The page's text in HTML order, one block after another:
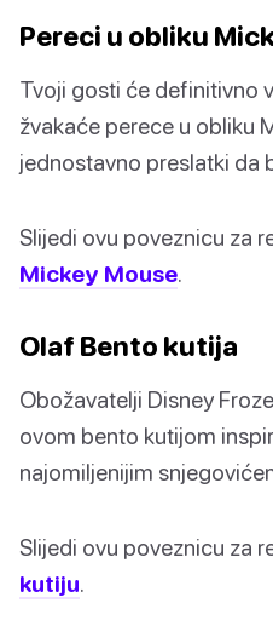
Pereci u obliku
Tvoji gosti će definitivno
žvakaće perece u obliku
jednostavno preslatki da
Slijedi ovu poveznicu za
Mickey Mouse.
Olaf Bento kutija
Obožavatelji Disney
ovom bento kutijom
najomiljenijim
Slijedi ovu poveznicu za
kutiju.